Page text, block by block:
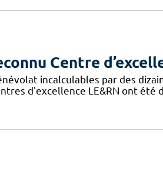
Centre
incalculables par des
d'excellence LE&RN ont été